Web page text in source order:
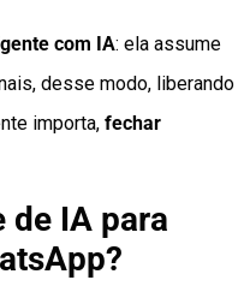
com IA: ela assume
desse modo, liberando
importa, fechar
de IA para